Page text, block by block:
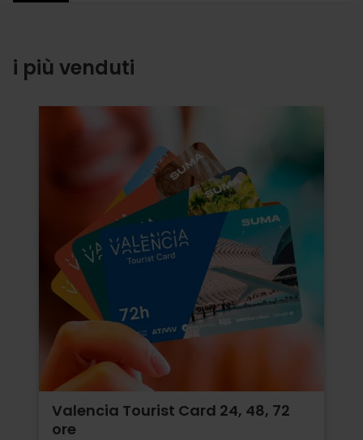
i più venduti
Valencia Tourist Card 24, 48, 72
ore